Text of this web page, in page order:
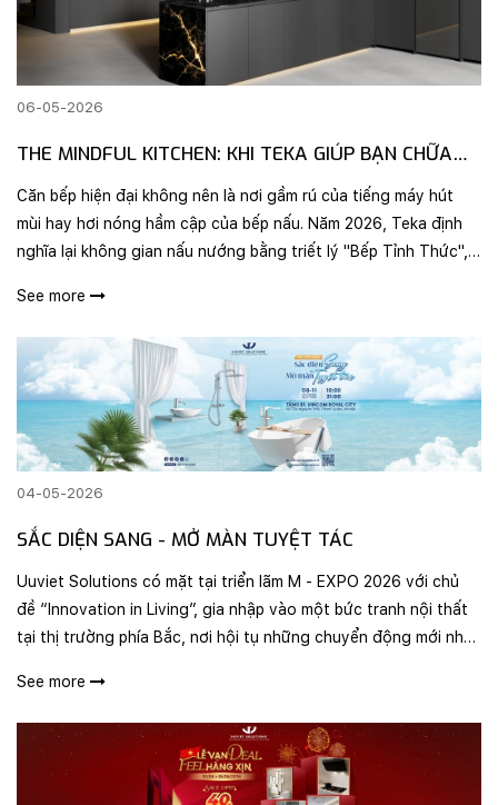
06-05-2026
THE MINDFUL KITCHEN: KHI TEKA GIÚP BẠN CHỮA
LÀNH QUA TỪNG GIÁC QUAN
Căn bếp hiện đại không nên là nơi gầm rú của tiếng máy hút
mùi hay hơi nóng hầm cập của bếp nấu. Năm 2026, Teka định
nghĩa lại không gian nấu nướng bằng triết lý "Bếp Tỉnh Thức",
của bạ..
See more
04-05-2026
SẮC DIỆN SANG - MỞ MÀN TUYỆT TÁC
Uuviet Solutions có mặt tại triển lãm M - EXPO 2026 với chủ
đề “Innovation in Living”, gia nhập vào một bức tranh nội thất
tại thị trường phía Bắc, nơi hội tụ những chuyển động mới nhất
See more